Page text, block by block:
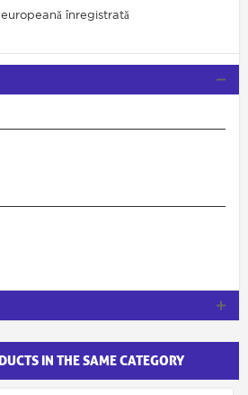
înregistrată
IN THE SAME CATEGORY